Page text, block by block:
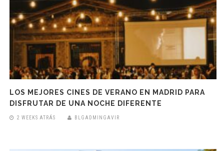
LOS MEJORES CINES DE VERANO EN MADRID PARA
DISFRUTAR DE UNA NOCHE DIFERENTE
2 WEEKS ATRÁS BLGADMINGAVIR